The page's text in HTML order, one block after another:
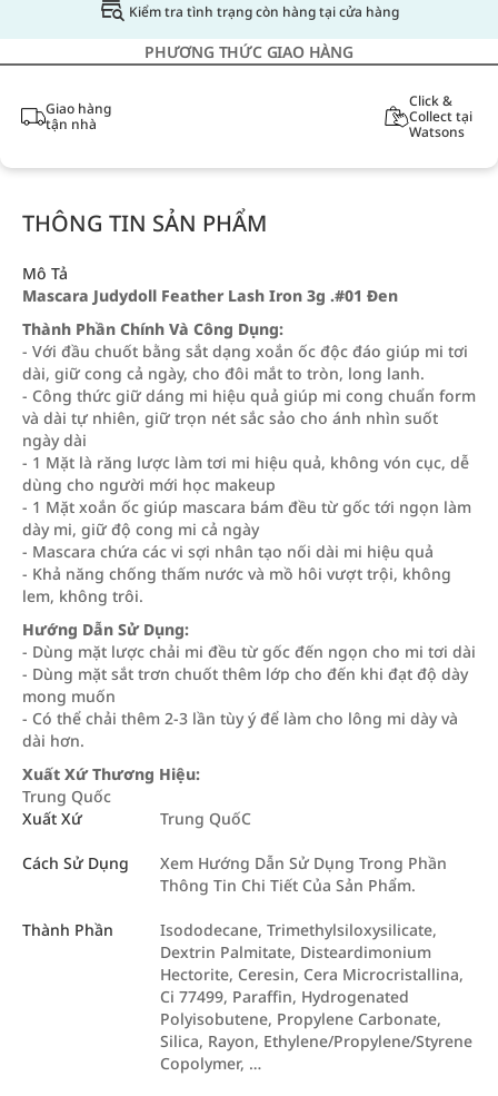
Kiểm tra tình trạng còn hàng tại cửa hàng
PHƯƠNG THỨC GIAO HÀNG
Giao hàng
tận nhà
Click &
Collect tại
Watsons
THÔNG TIN SẢN PHẨM
Mô Tả
Mascara Judydoll Feather Lash Iron 3g .#01 Đen
Thành Phần Chính Và Công Dụng:
- Với đầu chuốt bằng sắt dạng xoắn ốc độc đáo giúp mi tơi
dài, giữ cong cả ngày, cho đôi mắt to tròn, long lanh.
- Công thức giữ dáng mi hiệu quả giúp mi cong chuẩn form
và dài tự nhiên, giữ trọn nét sắc sảo cho ánh nhìn suốt
ngày dài
- 1 Mặt là răng lược làm tơi mi hiệu quả, không vón cục, dễ
dùng cho người mới học makeup
- 1 Mặt xoắn ốc giúp mascara bám đều từ gốc tới ngọn làm
dày mi, giữ độ cong mi cả ngày
- Mascara chứa các vi sợi nhân tạo nối dài mi hiệu quả
- Khả năng chống thấm nước và mồ hôi vượt trội, không
lem, không trôi.
Hướng Dẫn Sử Dụng:
- Dùng mặt lược chải mi đều từ gốc đến ngọn cho mi tơi dài
- Dùng mặt sắt trơn chuốt thêm lớp cho đến khi đạt độ dày
mong muốn
- Có thể chải thêm 2-3 lần tùy ý để làm cho lông mi dày và
dài hơn.
Xuất Xứ Thương Hiệu:
Trung Quốc
Xuất Xứ
Trung QuốC
Cách Sử Dụng
Xem Hướng Dẫn Sử Dụng Trong Phần
Thông Tin Chi Tiết Của Sản Phẩm.
Thành Phần
Isododecane, Trimethylsiloxysilicate,
Dextrin Palmitate, Disteardimonium
Hectorite, Ceresin, Cera Microcristallina,
Ci 77499, Paraffin, Hydrogenated
Polyisobutene, Propylene Carbonate,
Silica, Rayon, Ethylene/Propylene/Styrene
Copolymer, …